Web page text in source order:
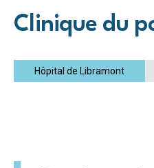
Clinique du
Hôpital de Libramont